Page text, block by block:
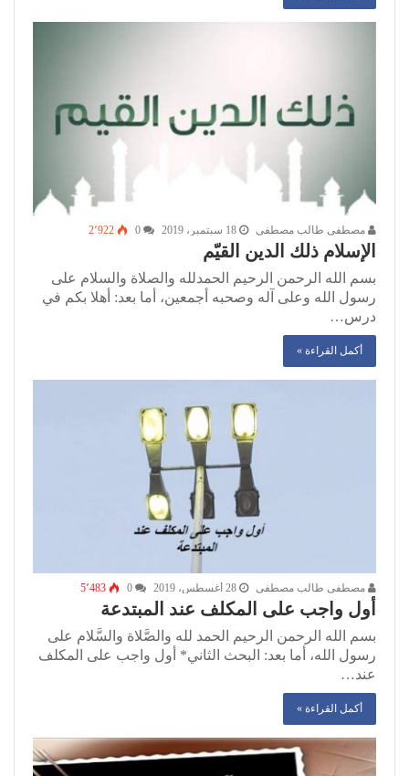
مصطفى طالب مصطفى 18 سبتمبر، 2019 2٬922
الإسلام ذلك الدين القيّم
بسم الله الرحمن الرحيم الحمدلله والصلاة والسلام على
رسول الله وعلى آله وصحبه أجمعين، أما بعد: أهلا بكم في
درس…
أكمل القراءة »
مصطفى طالب مصطفى 28 أغسطس، 2019 5٬483
أول واجب على المكلف عند المبتدعة
بسم الله الرحمن الرحيم الحمد لله والصَّلاة والسَّلام على
رسول الله، أما بعد: البحث الثاني* أول واجب على المكلف
عند…
أكمل القراءة »